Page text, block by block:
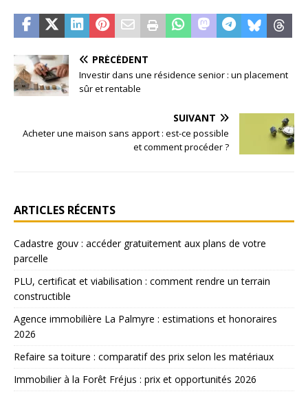
PRÉCÉDENT
Investir dans une résidence senior : un placement
sûr et rentable
SUIVANT
Acheter une maison sans apport : est-ce possible
et comment procéder ?
ARTICLES RÉCENTS
Cadastre gouv : accéder gratuitement aux plans de votre
parcelle
PLU, certificat et viabilisation : comment rendre un terrain
constructible
Agence immobilière La Palmyre : estimations et honoraires
2026
Refaire sa toiture : comparatif des prix selon les matériaux
Immobilier à la Forêt Fréjus : prix et opportunités 2026